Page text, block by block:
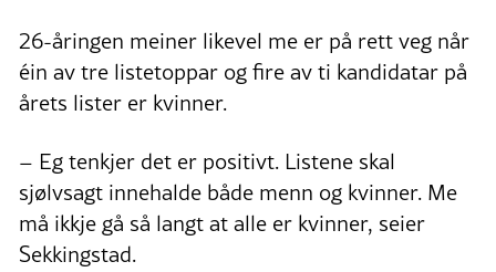
26-åringen meiner likevel me er på rett veg når
éin av tre listetoppar og fire av ti kandidatar på
årets lister er kvinner.
– Eg tenkjer det er positivt. Listene skal
sjølvsagt innehalde både menn og kvinner. Me
må ikkje gå så langt at alle er kvinner, seier
Sekkingstad.